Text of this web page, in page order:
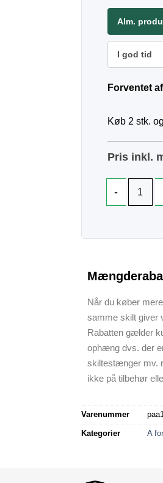
Alm.
I god tid
Forventet
Køb 2 stk.
Pris inkl.
Når du køber
samme skilt giver
Rabatten gælder
ophæng dvs. der
skiltestænger mv.
ikke på tilbehør
Varenummer
Kategorier A